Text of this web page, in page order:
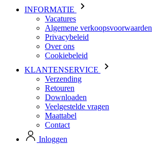
INFORMATIE
Vacatures
Algemene verkoopsvoorwaarden
Privacybeleid
Over ons
Cookiebeleid
KLANTENSERVICE
Verzending
Retouren
Downloaden
Veelgestelde vragen
Maattabel
Contact
Inloggen